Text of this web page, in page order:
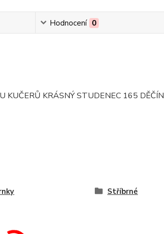
Hodnocení 0
KUČERŮ KRÁSNÝ STUDENEC 165 DĚČÍN
Stříbrné